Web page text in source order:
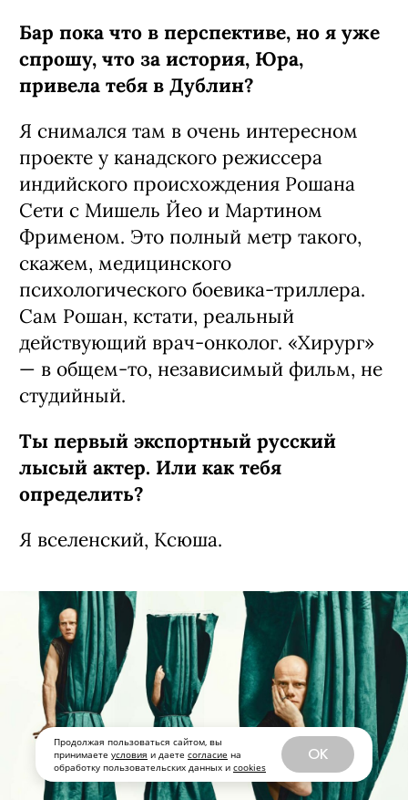
Продолжая пользоваться сайтом, вы
принимаете условия и даете согласие на
обработку пользовательских данных и cookies
OK
Бар пока что в перспективе, но я уже
спрошу, что за история, Юра,
привела тебя в Дублин?
Я снимался там в очень интересном
про­екте у канадского режиссера
индийско­го происхождения Рошана
Сети с Мишель Йео и Мартином
Фрименом. Это пол­ный метр такого,
скажем, ме­дицинского
психологического боевика-триллера.
Сам Рошан, кстати, реальный
действую­щий врач-онколог. «Хирург»
— в общем‑то, независимый фильм, не
студийный.
Ты первый экспортный рус­ский
лысый актер. Или как тебя
определить?
Я вселенский, Ксюша.